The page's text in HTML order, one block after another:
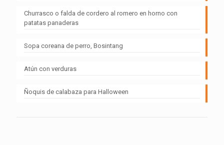
Churrasco o falda de cordero al romero en horno con
patatas panaderas
Sopa coreana de perro, Bosintang
Atún con verduras
Ñoquis de calabaza para Halloween